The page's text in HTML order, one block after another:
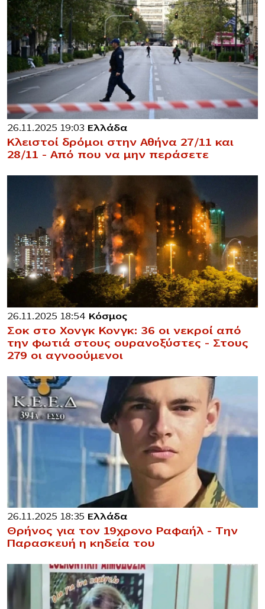
26.11.2025 19:03 Ελλάδα
Κλειστοί δρόμοι στην Αθήνα 27/11 και
28/11 – Από που να μην περάσετε
26.11.2025 18:54 Κόσμος
Σοκ στο Χονγκ Κονγκ: 36 οι νεκροί από
την φωτιά στους ουρανοξύστες – Στους
279 οι αγνοούμενοι
26.11.2025 18:35 Ελλάδα
Θρήνος για τον 19χρονο Ραφαήλ – Την
Παρασκευή η κηδεία του